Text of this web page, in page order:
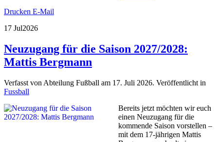
Drucken E-Mail
17 Jul2026
Neuzugang für die Saison 2027/2028:
Mattis Bergmann
Verfasst von Abteilung Fußball am 17. Juli 2026. Veröffentlicht in
Fussball
Bereits jetzt möchten wir euch
einen Neuzugang für die
kommende Saison vorstellen –
mit dem 17-jährigen Mattis